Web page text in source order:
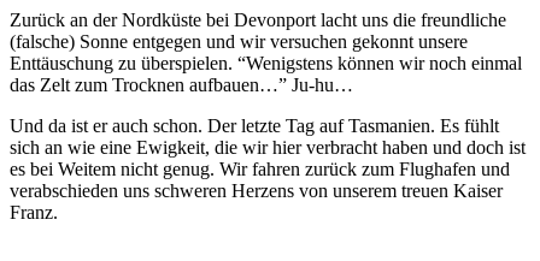
Zurück an der Nordküste bei Devonport lacht uns die freundliche
(falsche) Sonne entgegen und wir versuchen gekonnt unsere
Enttäuschung zu überspielen. “Wenigstens können wir noch einmal
das Zelt zum Trocknen aufbauen…” Ju-hu…
Und da ist er auch schon. Der letzte Tag auf Tasmanien. Es fühlt
sich an wie eine Ewigkeit, die wir hier verbracht haben und doch ist
es bei Weitem nicht genug. Wir fahren zurück zum Flughafen und
verabschieden uns schweren Herzens von unserem treuen Kaiser
Franz.